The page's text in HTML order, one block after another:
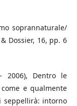
soprannaturale/
Dossier, 16, pp. 6
2006), Dentro le
e qualmente
seppellirà: intorno